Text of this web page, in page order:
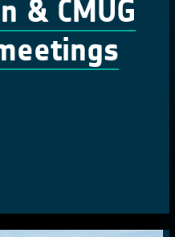
& CMUG